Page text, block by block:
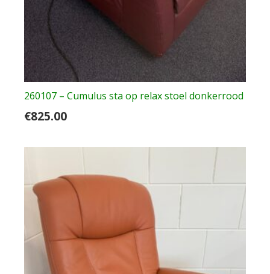
260107 – Cumulus sta op relax stoel donkerrood
€825.00